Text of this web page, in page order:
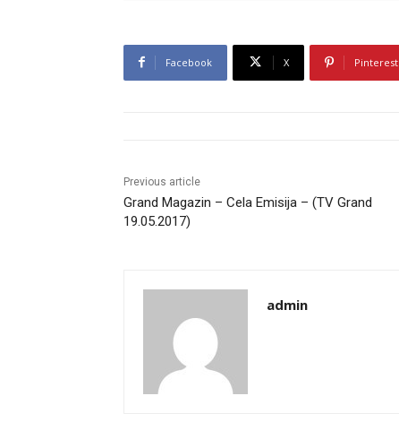
Facebook X Pinterest
Previous article
Grand Magazin – Cela Emisija – (TV Grand
19.05.2017)
admin